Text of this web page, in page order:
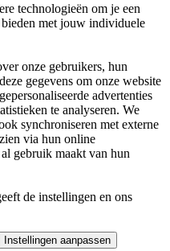
technologieën om je een
met jouw individuele
onze gebruikers, hun
gegevens om onze website
advertenties
te analyseren. We
synchroniseren met externe
via hun online
gebruik maakt van hun
de instellingen en ons
Instellingen aanpassen